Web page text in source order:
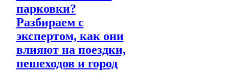
парковки?
Разбираем с
экспертом, как они
влияют на поездки,
пешеходов и город